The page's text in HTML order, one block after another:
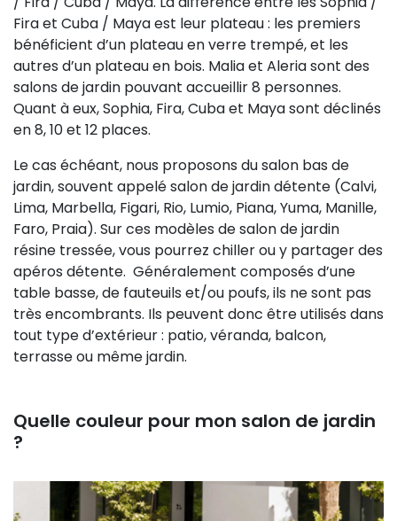
Fira et Cuba / Maya est leur plateau : les premiers
bénéficient d’un plateau en verre trempé, et les
autres d’un plateau en bois. Malia et Aleria sont des
salons de jardin pouvant accueillir 8 personnes.
Quant à eux, Sophia, Fira, Cuba et Maya sont déclinés
en 8, 10 et 12 places.
Le cas échéant, nous proposons du salon bas de
jardin, souvent appelé salon de jardin détente (Calvi,
Lima, Marbella, Figari, Rio, Lumio, Piana, Yuma, Manille,
Faro, Praia). Sur ces modèles de salon de jardin
résine tressée, vous pourrez chiller ou y partager des
apéros détente. Généralement composés d’une
table basse, de fauteuils et/ou poufs, ils ne sont pas
très encombrants. Ils peuvent donc être utilisés dans
tout type d’extérieur : patio, véranda, balcon,
terrasse ou même jardin.
Quelle couleur pour mon salon de jardin
?